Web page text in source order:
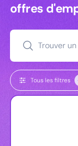
offres
Trouver
Tous les filtres